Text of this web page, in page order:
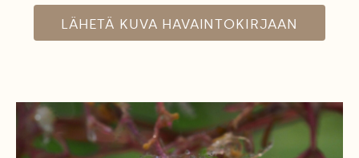
LÄHETÄ KUVA HAVAINTOKIRJAAN